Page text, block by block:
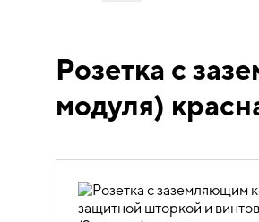
для систем организации
места и парапетных кабель-
05.11.01.02 ЭУИ PRIMER
Розетка с
модуля)